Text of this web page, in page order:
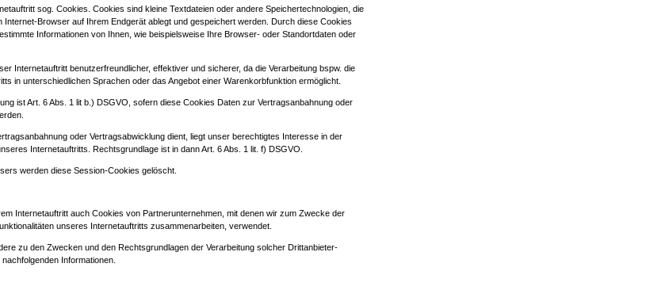
sog. Cookies. Cookies sind kleine Textdateien oder andere Speichertechnologien, die
Internet-Browser auf Ihrem Endgerät ablegt und gespeichert werden. Durch diese Cookies
Informationen von Ihnen, wie beispielsweise Ihre Browser- oder Standortdaten oder
Internetauftritt benutzerfreundlicher, effektiver und sicherer, da die Verarbeitung bspw. die
in unterschiedlichen Sprachen oder das Angebot einer Warenkorbfunktion ermöglicht.
ist Art. 6 Abs. 1 lit b.) DSGVO, sofern diese Cookies Daten zur Vertragsanbahnung oder
oder Vertragsabwicklung dient, liegt unser berechtigtes Interesse in der
Internetauftritts. Rechtsgrundlage ist in dann Art. 6 Abs. 1 lit. f) DSGVO.
werden diese Session-Cookies gelöscht.
Internetauftritt auch Cookies von Partnerunternehmen, mit denen wir zum Zwecke der
unseres Internetauftritts zusammenarbeiten, verwendet.
zu den Zwecken und den Rechtsgrundlagen der Verarbeitung solcher Drittanbieter-
Informationen.